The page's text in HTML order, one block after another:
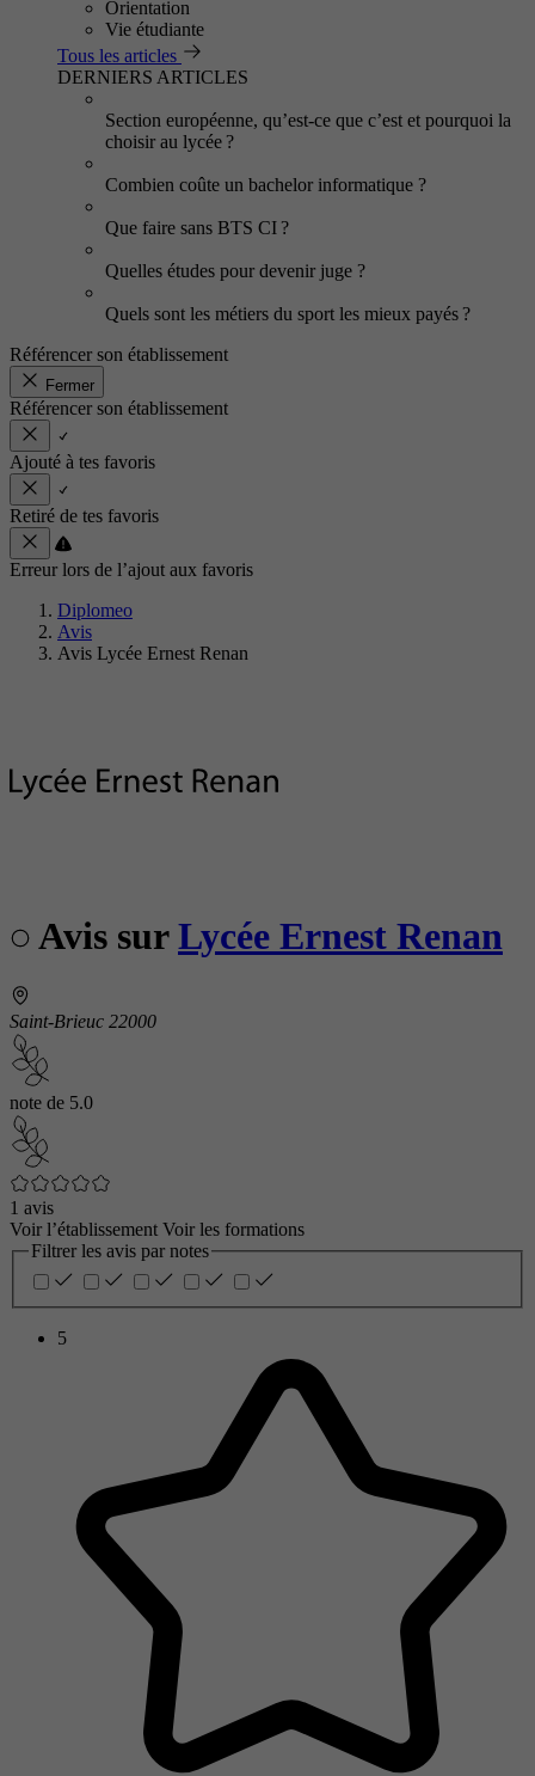
Orientation
Vie étudiante
Tous les articles
DERNIERS ARTICLES
Section européenne, qu’est-ce que c’est et pourquoi la
choisir au lycée ?
Combien coûte un bachelor informatique ?
Que faire sans BTS CI ?
Quelles études pour devenir juge ?
Quels sont les métiers du sport les mieux payés ?
Référencer son établissement
Fermer
Référencer son établissement
Ajouté à tes favoris
Retiré de tes favoris
Erreur lors de l’ajout aux favoris
Diplomeo
Avis
Avis Lycée Ernest Renan
Avis surLycée Ernest Renan
Saint-Brieuc 22000
note de 5.0
1 avis
Voir l’établissement Voir les formations
Filtrer les avis par notes
5